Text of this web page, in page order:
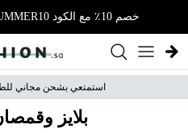
خصم 10٪ مع الكود SUMMER10 | الحد الأدنى للشراء 100
استمتعي بشحن مجاني للطلبات
بلايز